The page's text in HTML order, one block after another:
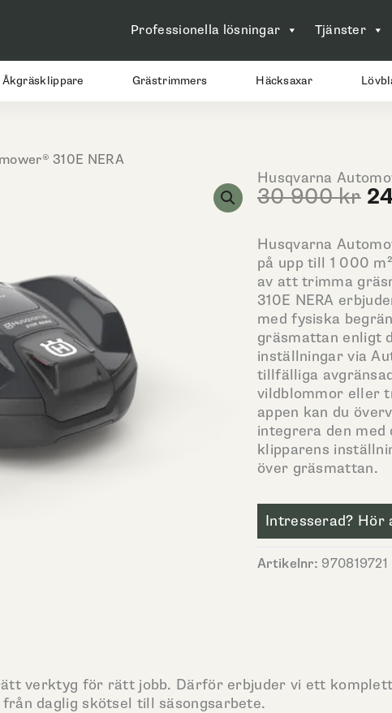
Professionella lösningar Tjänster
Åkgräsklippare Grästrimmers Häcksaxar
310E NERA
Husqvarna
30 900kr
Husqvarna
på upp till 1 000
av att trimma
310E NERA
med fysiska
gräsmattan enligt
inställningar via
tillfälliga
vildblommor eller
appen kan du
integrera den med
klipparens
över gräsmattan.
Intresserad? Hör
Artikelnr: 970819721
verktyg för rätt jobb. Därför erbjuder vi ett komplett
daglig skötsel till säsongsarbete.